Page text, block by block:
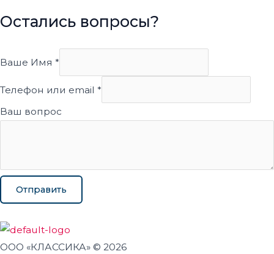
Остались вопросы?
Ваше Имя *
Телефон или email *
Ваш вопрос
Отправить
ООО «КЛАССИКА» © 2026